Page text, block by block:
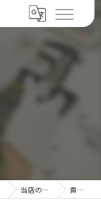
当店の特徴 貴金属